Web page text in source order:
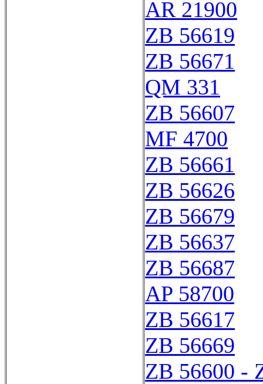
AR 21900
ZB 56619
ZB 56671
QM 331
ZB 56607
MF 4700
ZB 56661
ZB 56626
ZB 56679
ZB 56637
ZB 56687
AP 58700
ZB 56617
ZB 56669
ZB 56600 -